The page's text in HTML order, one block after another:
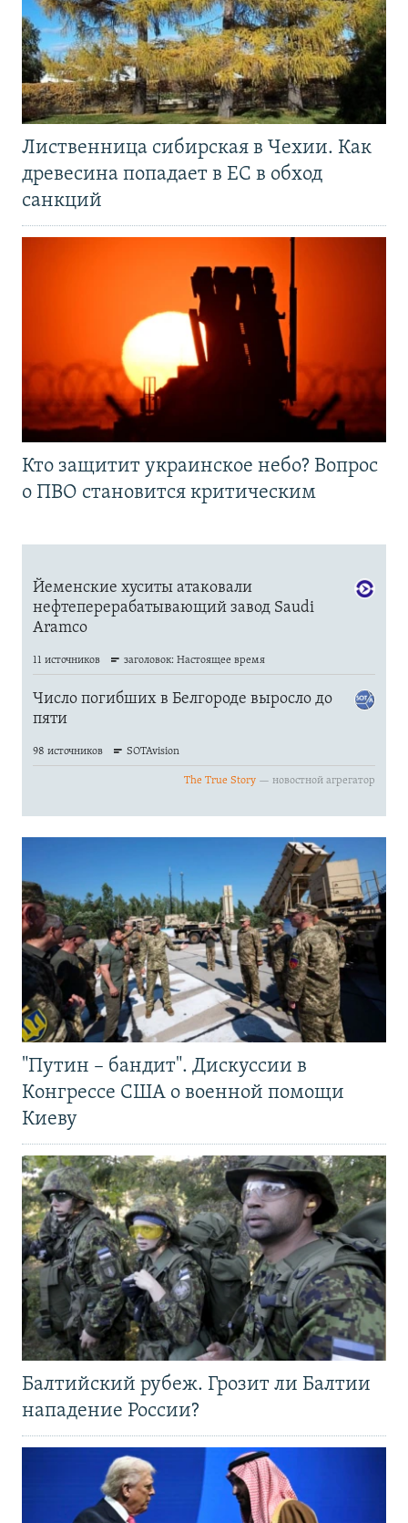
Лиственница сибирская в Чехии. Как
древесина попадает в ЕС в обход
санкций
Кто защитит украинское небо? Вопрос
о ПВО становится критическим
"Путин – бандит". Дискуссии в
Конгрессе США о военной помощи
Киеву
Балтийский рубеж. Грозит ли Балтии
нападение России?